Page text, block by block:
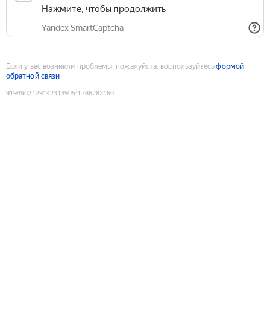
Нажмите, чтобы продолжить
Yandex SmartCaptcha
Если у вас возникли проблемы, пожалуйста, воспользуйтесьформой
обратной связи
9194902129142313905:1786282160